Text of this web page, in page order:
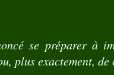
se préparer à
plus exactement,